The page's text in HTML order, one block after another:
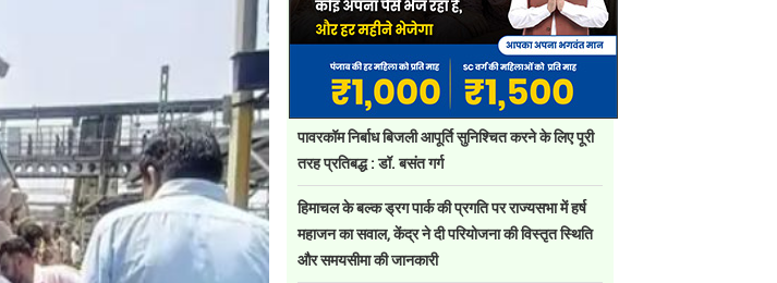
पावरकॉम निर्बाध बिजली आपूर्ति सुनिश्चित करने के लिए पूरी
तरह प्रतिबद्ध : डॉ. बसंत गर्ग
हिमाचल के बल्क ड्रग पार्क की प्रगति पर राज्यसभा में हर्ष
महाजन का सवाल, केंद्र ने दी परियोजना की विस्तृत स्थिति
और समयसीमा की जानकारी